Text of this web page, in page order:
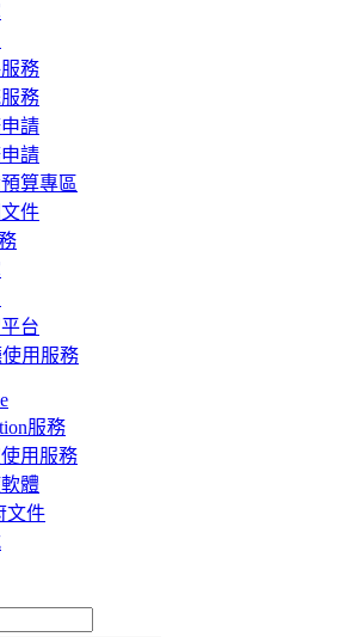
務
務
請
請
算專區
件
台
用服務
服務
用服務
體
文件